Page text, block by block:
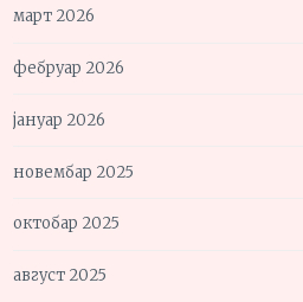
март 2026
фебруар 2026
јануар 2026
новембар 2025
октобар 2025
август 2025